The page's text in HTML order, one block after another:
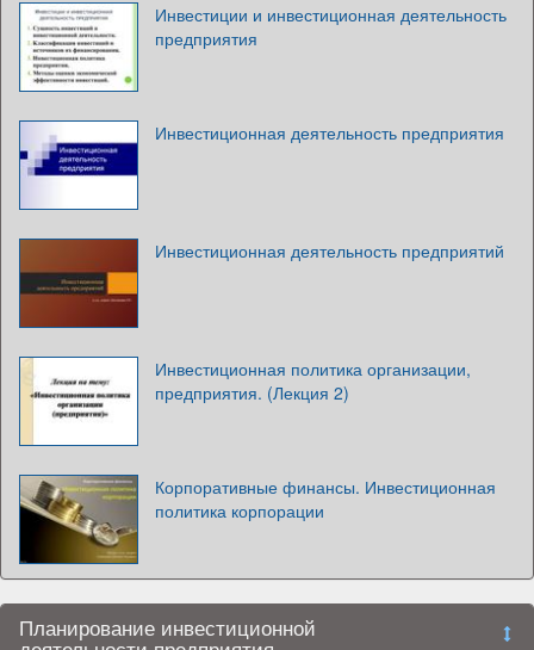
Инвестиции и инвестиционная деятельность
предприятия
Инвестиционная деятельность предприятия
Инвестиционная деятельность предприятий
Инвестиционная политика организации,
предприятия. (Лекция 2)
Корпоративные финансы. Инвестиционная
политика корпорации
Планирование инвестиционной